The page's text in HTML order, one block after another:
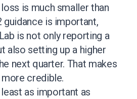
is much smaller than
guidance is important,
is not only reporting a
also setting up a higher
next quarter. That makes
credible.
as important as